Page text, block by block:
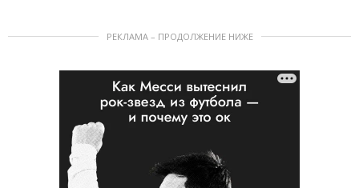
РЕКЛАМА – ПРОДОЛЖЕНИЕ НИЖЕ